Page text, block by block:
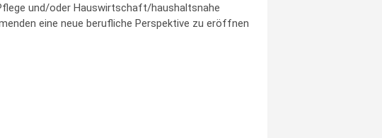
und/oder Hauswirtschaft/haushaltsnahe
eine neue berufliche Perspektive zu eröffnen